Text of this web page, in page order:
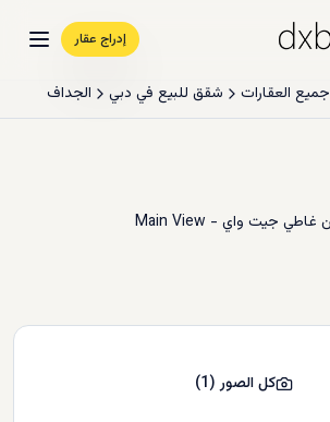
إدراج عقار
جميع العقارات شقق للبيع في دبي الجداف
كل الصور(
1
)